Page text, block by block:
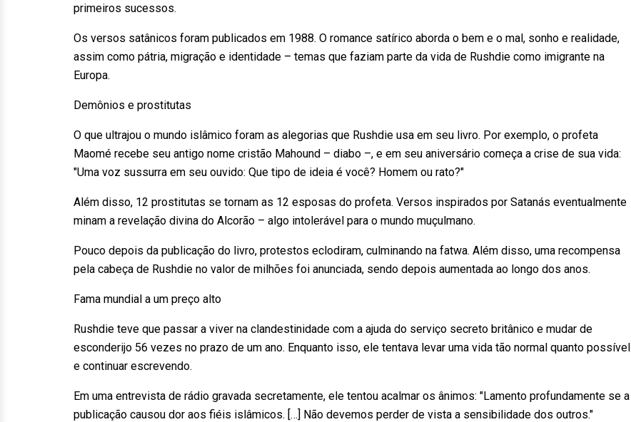
primeiros sucessos.
Os versos satânicos foram publicados em 1988. O romance satírico aborda o bem e o mal, sonho e realidade,
assim como pátria, migração e identidade – temas que faziam parte da vida de Rushdie como imigrante na
Europa.
Demônios e prostitutas
O que ultrajou o mundo islâmico foram as alegorias que Rushdie usa em seu livro. Por exemplo, o profeta
Maomé recebe seu antigo nome cristão Mahound – diabo –, e em seu aniversário começa a crise de sua vida:
"Uma voz sussurra em seu ouvido: Que tipo de ideia é você? Homem ou rato?"
Além disso, 12 prostitutas se tornam as 12 esposas do profeta. Versos inspirados por Satanás eventualmente
minam a revelação divina do Alcorão – algo intolerável para o mundo muçulmano.
Pouco depois da publicação do livro, protestos eclodiram, culminando na fatwa. Além disso, uma recompensa
pela cabeça de Rushdie no valor de milhões foi anunciada, sendo depois aumentada ao longo dos anos.
Fama mundial a um preço alto
Rushdie teve que passar a viver na clandestinidade com a ajuda do serviço secreto britânico e mudar de
esconderijo 56 vezes no prazo de um ano. Enquanto isso, ele tentava levar uma vida tão normal quanto possível
e continuar escrevendo.
Em uma entrevista de rádio gravada secretamente, ele tentou acalmar os ânimos: "Lamento profundamente se a
publicação causou dor aos fiéis islâmicos. […] Não devemos perder de vista a sensibilidade dos outros."